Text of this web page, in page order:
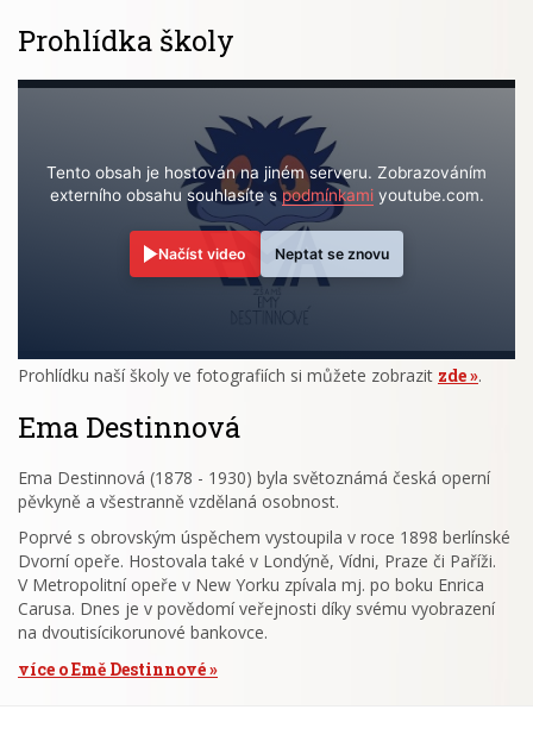
Prohlídka školy
Tento obsah je hostován na jiném serveru. Zobrazováním
externího obsahu souhlasíte spodmínkamiyoutube.com.
Načíst video Neptat se znovu
Prohlídku naší školy ve fotografiích si můžete zobrazit zde .
Ema Destinnová
Ema Destinnová (1878 - 1930) byla světoznámá česká operní
pěvkyně a všestranně vzdělaná osobnost.
Poprvé s obrovským úspěchem vystoupila v roce 1898 berlínské
Dvorní opeře. Hostovala také v Londýně, Vídni, Praze či Paříži.
V Metropolitní opeře v New Yorku zpívala mj. po boku Enrica
Carusa. Dnes je v povědomí veřejnosti díky svému vyobrazení
na dvoutisícikorunové bankovce.
více o Emě Destinnové